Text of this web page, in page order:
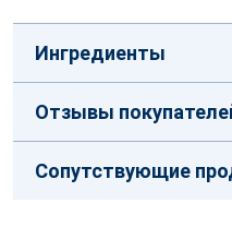
Ингредиенты
Отзывы
Сопутствующие